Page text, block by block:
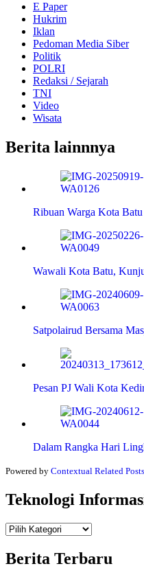
E Paper
Hukrim
Iklan
Pedoman Media Siber
Politik
POLRI
Redaksi / Sejarah
TNI
Video
Wisata
Berita lainnnya
Ribuan Warga Kota
Wawali Kota Batu,
Satpolairud Bersama
Pesan PJ Wali Kota
Dalam Rangka Hari
Powered by Contextual Related Posts
Teknologi
Teknologi
Berita Terbaru